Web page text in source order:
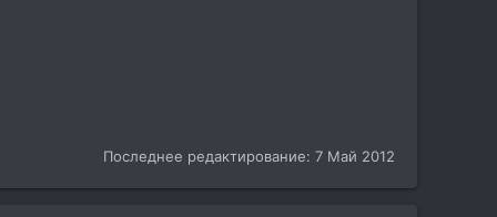
Последнее редактирование: 7 Май 2012